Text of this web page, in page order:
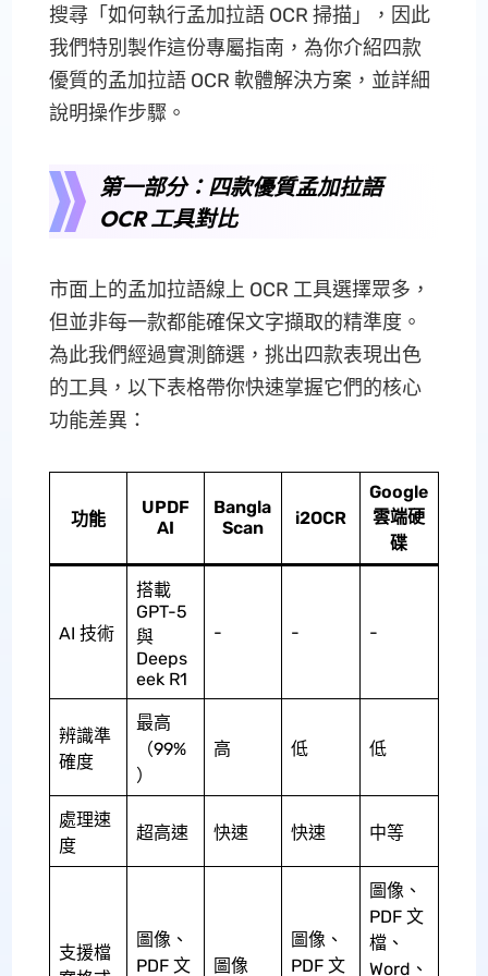
搜尋「如何執行孟加拉語 OCR 掃描」，因此
我們特別製作這份專屬指南，為你介紹四款
優質的孟加拉語 OCR 軟體解決方案，並詳細
說明操作步驟。
第一部分：四款優質孟加拉語
OCR 工具對比
市面上的孟加拉語線上 OCR 工具選擇眾多，
但並非每一款都能確保文字擷取的精準度。
為此我們經過實測篩選，挑出四款表現出色
的工具，以下表格帶你快速掌握它們的核心
功能差異：
功能
UPDF
AI
Bangla
Scan
i2OCR
Google
雲端硬
碟
AI 技術
搭載
GPT-5
與
Deeps
eek R1
- - -
辨識準
確度
最高
（99%
）
高 低 低
處理速
度
超高速 快速 快速 中等
支援檔
圖像、
PDF 文
圖像
圖像、
PDF 文
圖像、
PDF 文
檔、
Word、